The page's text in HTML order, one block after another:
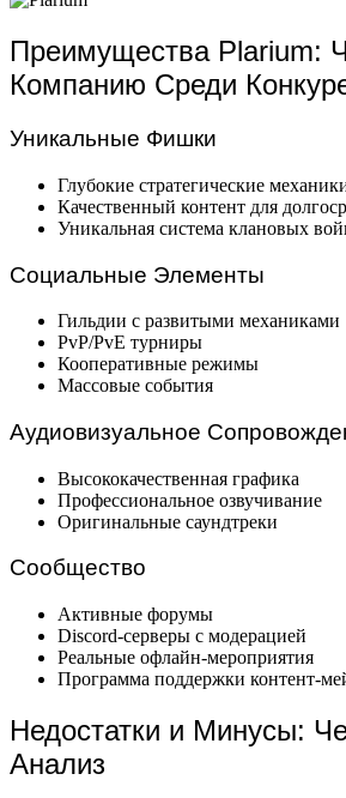
Преимущества Plarium:
Компанию Среди
Уникальные Фишки
Глубокие стратегические
Качественный контент для
Уникальная система клановых
Социальные Элементы
Гильдии с развитыми механиками
PvP/PvE турниры
Кооперативные режимы
Массовые события
Аудиовизуальное
Высококачественная графика
Профессиональное озвучивание
Оригинальные саундтреки
Сообщество
Активные форумы
Discord-серверы с модерацией
Реальные офлайн-мероприятия
Программа поддержки контент-
Недостатки и Минусы:
Анализ